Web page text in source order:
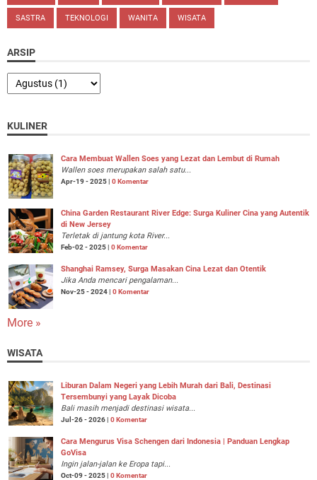
SASTRA TEKNOLOGI WANITA WISATA
ARSIP
KULINER
Cara Membuat Wallen Soes yang Lezat dan Lembut di Rumah
Wallen soes merupakan salah satu...
Apr-19 - 2025 | 0 Komentar
China Garden Restaurant River Edge: Surga Kuliner Cina yang Autentik
di New Jersey
Terletak di jantung kota River...
Feb-02 - 2025 | 0 Komentar
Shanghai Ramsey, Surga Masakan Cina Lezat dan Otentik
Jika Anda mencari pengalaman...
Nov-25 - 2024 | 0 Komentar
More »
WISATA
Liburan Dalam Negeri yang Lebih Murah dari Bali, Destinasi
Tersembunyi yang Layak Dicoba
Bali masih menjadi destinasi wisata...
Jul-26 - 2026 | 0 Komentar
Cara Mengurus Visa Schengen dari Indonesia | Panduan Lengkap
GoVisa
Ingin jalan-jalan ke Eropa tapi...
Oct-09 - 2025 | 0 Komentar